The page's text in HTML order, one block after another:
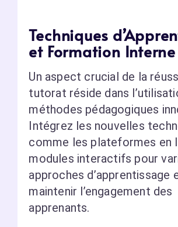
Techniques
et Formation Interne
Un aspect crucial de la
tutorat réside dans
méthodes pédagogiques
Intégrez les nouvelles
comme les plateformes en
modules interactifs pour
approches d’apprentissage
maintenir l’engagement des
apprenants.